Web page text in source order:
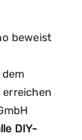
beweist
DIY-